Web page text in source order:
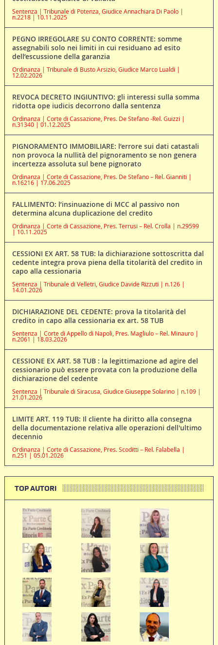
Sentenza | Tribunale di Potenza, Giudice Annachiara Di Paolo |
n.2218 | 10.11.2025
PEGNO IRREGOLARE SU CONTO CORRENTE: somme
assegnabili solo nei limiti in cui residuano ad esito
dell’escussione della garanzia
Ordinanza | Tribunale di Busto Arsizio, Giudice Marco Lualdi |
12.02.2026
REVOCA DECRETO INGIUNTIVO: gli interessi sulla somma
ridotta ope iudicis decorrono dalla sentenza
Ordinanza | Corte di Cassazione, Pres. De Stefano -Rel. Guizzi |
n.31340 | 01.12.2025
PIGNORAMENTO IMMOBILIARE: l’errore sui dati catastali
non provoca la nullità del pignoramento se non genera
incertezza assoluta sul bene pignorato
Ordinanza | Corte di Cassazione, Pres. De Stefano – Rel. Gianniti |
n.16216 | 17.06.2025
FALLIMENTO: l’insinuazione di MCC al passivo non
determina alcuna duplicazione del credito
Ordinanza | Corte di Cassazione, Pres. Terrusi – Rel. Crolla | n.29599
| 10.11.2025
CESSIONI EX ART. 58 TUB: la dichiarazione sottoscritta dal
cedente integra prova piena della titolarità del credito in
capo alla cessionaria
Sentenza | Tribunale di Velletri, Giudice Davide Rizzuti | n.126 |
14.01.2026
DICHIARAZIONE DEL CEDENTE: prova la titolarità del
credito in capo alla cessionaria ex art. 58 TUB
Sentenza | Corte di Appello di Napoli, Pres. Magliulo – Rel. Minauro |
n.2061 | 18.03.2026
CESSIONE EX ART. 58 TUB : la legittimazione ad agire del
cessionario può essere provata con la produzione della
dichiarazione del cedente
Sentenza | Tribunale di Siracusa, Giudice Giuseppe Solarino | n.109 |
21.01.2026
LIMITE ART. 119 TUB: Il cliente ha diritto alla consegna
della documentazione relativa alle operazioni dell'ultimo
decennio
Ordinanza | Corte di Cassazione, Pres. Scoditti – Rel. Falabella |
n.251 | 05.01.2026
TOP AUTORI